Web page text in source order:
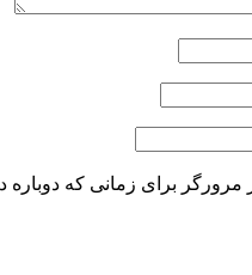
مرورگر برای زمانی که